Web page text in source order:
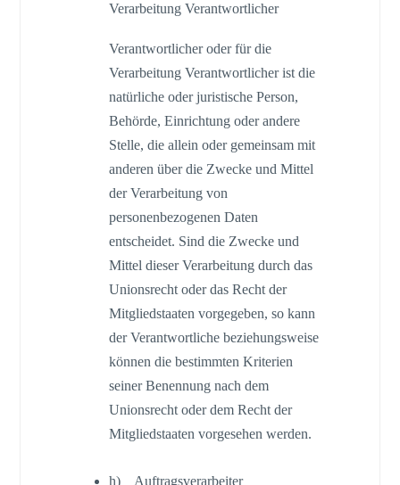
Verarbeitung Verantwortlicher
Verantwortlicher oder für die
Verarbeitung Verantwortlicher ist die
natürliche oder juristische Person,
Behörde, Einrichtung oder andere
Stelle, die allein oder gemeinsam mit
anderen über die Zwecke und Mittel
der Verarbeitung von
personenbezogenen Daten
entscheidet. Sind die Zwecke und
Mittel dieser Verarbeitung durch das
Unionsrecht oder das Recht der
Mitgliedstaaten vorgegeben, so kann
der Verantwortliche beziehungsweise
können die bestimmten Kriterien
seiner Benennung nach dem
Unionsrecht oder dem Recht der
Mitgliedstaaten vorgesehen werden.
h) Auftragsverarbeiter